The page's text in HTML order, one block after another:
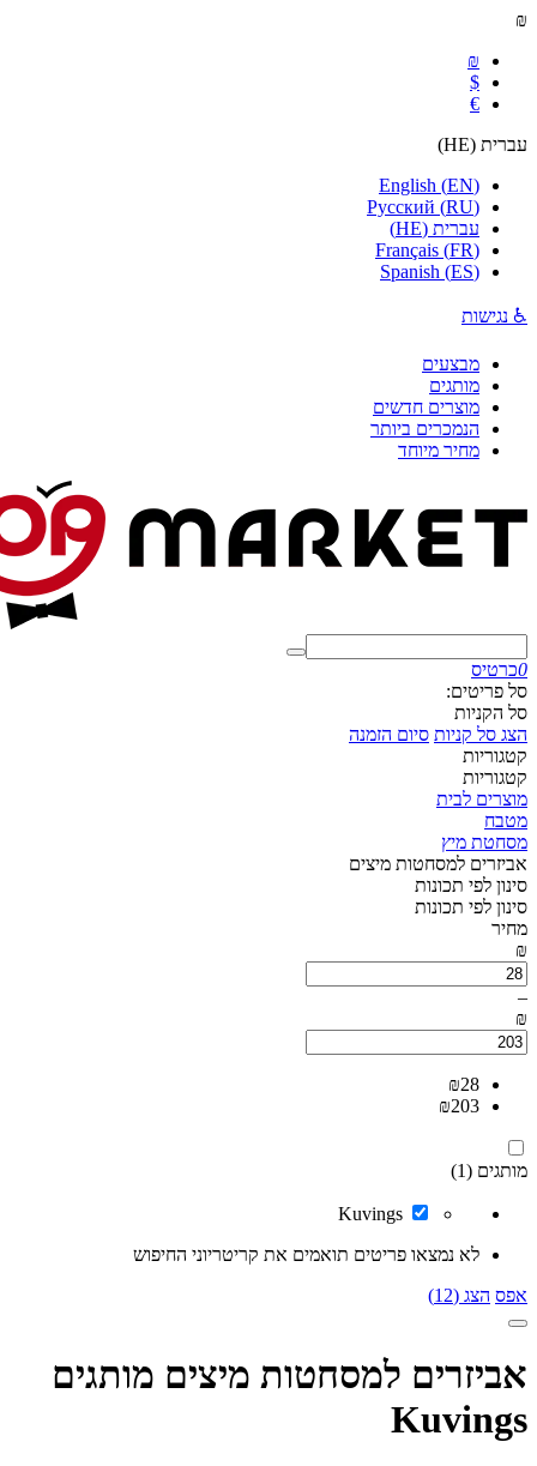
₪
₪
$
€
עברית (
HE
)
English (EN)
Русский (RU)
עברית (
HE
)
Français (FR)
Spanish (ES)
♿ נגישות
מבצעים
מותגים
מוצרים חדשים
הנמכרים ביותר
מחיר מיוחד
0כרטיס
סל פריטים:
סל הקניות
הצג סל קניות סיום הזמנה
קטגוריות
קטגוריות
מוצרים לבית
מטבח
מסחטת מיץ
אביזרים למסחטות מיצים
סינון לפי תכונות
סינון לפי תכונות
מחיר
₪
–
₪
₪28
₪203
מותגים (1)
Kuvings
לא נמצאו פריטים תואמים את קריטריוני החיפוש
אפס הצג (12)
אביזרים למסחטות מיצים מותגים
Kuvings